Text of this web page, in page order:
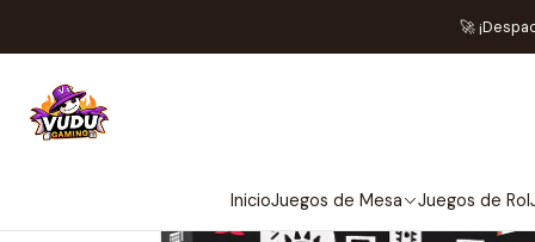
InicioJuegos de Mesa Juegos de Rol
🚀